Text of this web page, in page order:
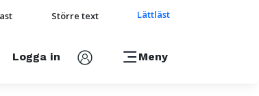
Större text Lättläst
Logga in Meny